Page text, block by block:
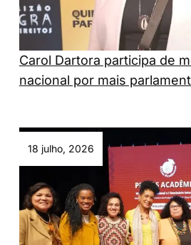
Carol Dartora participa de
nacional por mais
18 julho, 2026